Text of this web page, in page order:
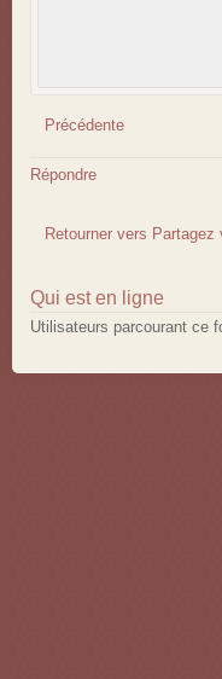
Précédente
Répondre
Retourner vers
Qui est en ligne
Utilisateurs parcourant ce